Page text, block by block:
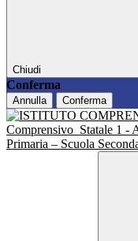
Chiudi
Conferma
Annulla Conferma
Comprensivo Statale 1 -
Primaria – Scuola